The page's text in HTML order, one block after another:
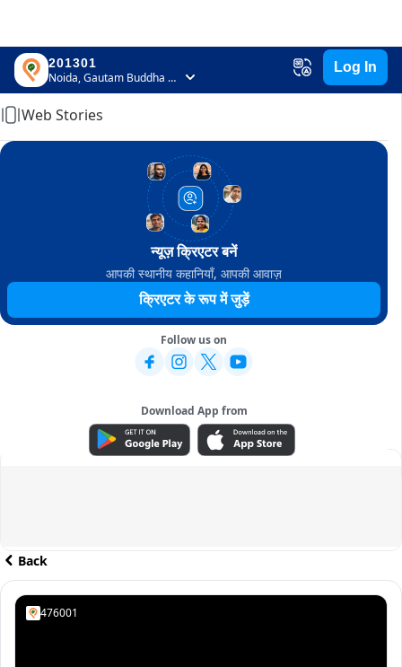
201301
Noida, Gautam Buddha Nagar, Uttar Pradesh
Log In
Home
Web Stories
न्यूज़ क्रिएटर बनें
आपकी स्थानीय कहानियाँ, आपकी आवाज़
क्रिएटर के रूप में जुड़ें
Follow us on
Download App from
ADVERTISEMENT
Back
476001